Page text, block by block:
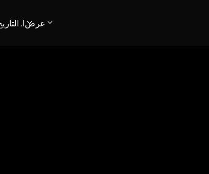
PATRIMÓNIO ARQUEOLÓGICO LUSO-MARROQUINO
عرضI. التاريخ